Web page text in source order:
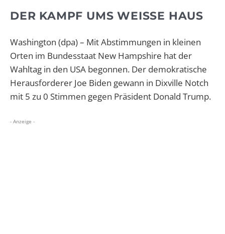
DER KAMPF UMS WEISSE HAUS
Washington (dpa) – Mit Abstimmungen in kleinen
Orten im Bundesstaat New Hampshire hat der
Wahltag in den USA begonnen. Der demokratische
Herausforderer Joe Biden gewann in Dixville Notch
mit 5 zu 0 Stimmen gegen Präsident Donald Trump.
- Anzeige -